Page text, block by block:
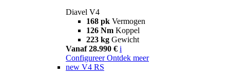
Diavel V4
168 pk Vermogen
126 Nm Koppel
223 kg Gewicht
Vanaf 28.990 € i
Configureer Ontdek meer
new V4 RS